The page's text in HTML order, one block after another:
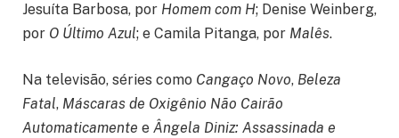
Jesuíta Barbosa, por Homem com H; Denise Weinberg,
por O Último Azul; e Camila Pitanga, por Malês.
Na televisão, séries como Cangaço Novo, Beleza
Fatal, Máscaras de Oxigênio Não Cairão
Automaticamente e Ângela Diniz: Assassinada e